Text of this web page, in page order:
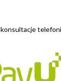
konsultacje